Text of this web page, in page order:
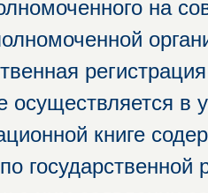
на
осуществляется в
книге